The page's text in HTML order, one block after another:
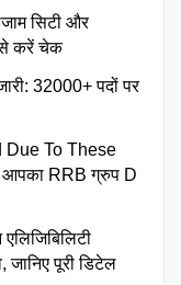
सिटी और
से करें चेक
32000+ पदों पर
Due To These
आपका RRB ग्रुप D
जानिए पूरी डिटेल